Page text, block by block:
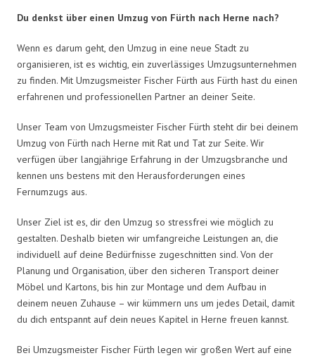
Du denkst über einen Umzug von Fürth nach Herne nach?
Wenn es darum geht, den Umzug in eine neue Stadt zu
organisieren, ist es wichtig, ein zuverlässiges Umzugsunternehmen
zu finden. Mit Umzugsmeister Fischer Fürth aus Fürth hast du einen
erfahrenen und professionellen Partner an deiner Seite.
Unser Team von Umzugsmeister Fischer Fürth steht dir bei deinem
Umzug von Fürth nach Herne mit Rat und Tat zur Seite. Wir
verfügen über langjährige Erfahrung in der Umzugsbranche und
kennen uns bestens mit den Herausforderungen eines
Fernumzugs aus.
Unser Ziel ist es, dir den Umzug so stressfrei wie möglich zu
gestalten. Deshalb bieten wir umfangreiche Leistungen an, die
individuell auf deine Bedürfnisse zugeschnitten sind. Von der
Planung und Organisation, über den sicheren Transport deiner
Möbel und Kartons, bis hin zur Montage und dem Aufbau in
deinem neuen Zuhause – wir kümmern uns um jedes Detail, damit
du dich entspannt auf dein neues Kapitel in Herne freuen kannst.
Bei Umzugsmeister Fischer Fürth legen wir großen Wert auf eine